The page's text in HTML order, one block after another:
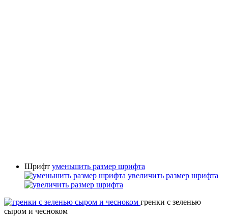
Шрифт уменьшить размер шрифта
увеличить размер шрифта
гренки с зеленью
сыром и чесноком